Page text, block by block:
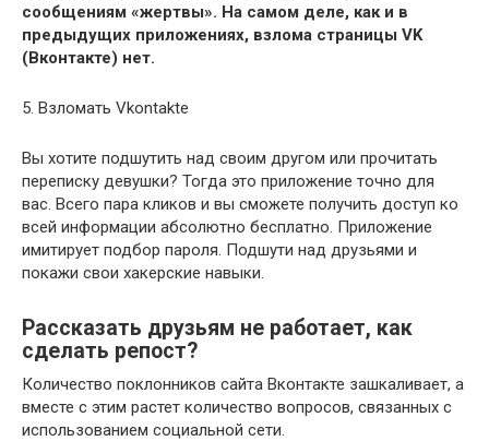
сообщениям «жертвы». На самом деле, как и в
предыдущих приложениях, взлома страницы VK
(Вконтакте) нет.
5. Взломать Vkontakte
Вы хотите подшутить над своим другом или прочитать
переписку девушки? Тогда это приложение точно для
вас. Всего пара кликов и вы сможете получить доступ ко
всей информации абсолютно бесплатно. Приложение
имитирует подбор пароля. Подшути над друзьями и
покажи свои хакерские навыки.
Рассказать друзьям не работает, как
сделать репост?
Количество поклонников сайта Вконтакте зашкаливает, а
вместе с этим растет количество вопросов, связанных с
использованием социальной сети.